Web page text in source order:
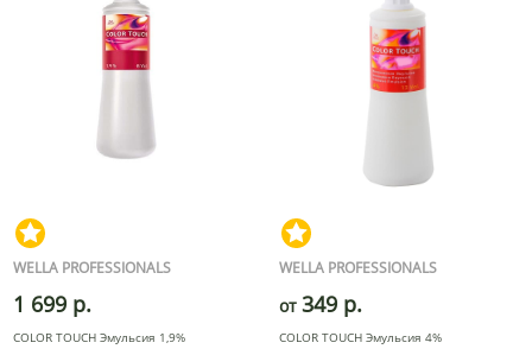
WELLA PROFESSIONALS
1 699 р.
COLOR TOUCH Эмульсия 1,9%
WELLA PROFESSIONALS
от 349 р.
COLOR TOUCH Эмульсия 4%